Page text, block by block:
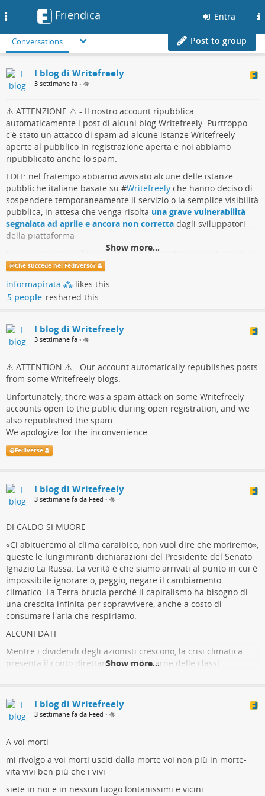
Friendica Entra
Conversations Post to group
I blog di Writefreely
3 settimane fa •
⚠️ ATTENZIONE ⚠️ - Il nostro account ripubblica
automaticamente i post di alcuni blog Writefreely. Purtroppo
c'è stato un attacco di spam ad alcune istanze Writefreely
aperte al pubblico in registrazione aperta e noi abbiamo
ripubblicato anche lo spam.
EDIT: nel fratempo abbiamo avvisato alcune delle istanze
pubbliche italiane basate su #Writefreely che hanno deciso di
sospendere temporaneamente il servizio o la semplice visibilità
pubblica, in attesa che venga risolta una grave vulnerabilità
segnalata ad aprile e ancora non corretta dagli sviluppatori
della piattaforma
Ci scusiamo per il disagio arrecato dal nostro account, ma è
stato proprio grazie a questo disagio che siamo riusciti ad
che Writefreely non presenta strumenti di amministrazione che
consentano agli admin di monitorare puntualmente le attività
Show more...
@Che succede nel Fediverso?
informapirata ⁂ likes this.
5 people reshared this
I blog di Writefreely
3 settimane fa •
⚠️ ATTENTION ⚠️ - Our account automatically republishes posts
from some Writefreely blogs.
Unfortunately, there was a spam attack on some Writefreely
accounts open to the public during open registration, and we
also republished the spam.
We apologize for the inconvenience.
@Fediverse
I blog di Writefreely
3 settimane fa da Feed •
DI CALDO SI MUORE
«Ci abitueremo al clima caraibico, non vuol dire che moriremo»,
queste le lungimiranti dichiarazioni del Presidente del Senato
Ignazio La Russa. La verità è che siamo arrivati al punto in cui è
impossibile ignorare o, peggio, negare il cambiamento
climatico. La Terra brucia perché il capitalismo ha bisogno di
una crescita infinita per sopravvivere, anche a costo di
consumare l'aria che respiriamo.
ALCUNI DATI
Mentre i dividendi degli azionisti crescono, la crisi climatica
presenta il conto direttamente sulla carne delle classi
di morti e 22,8 milioni di infortuni ogni anno (dati ILO). In Italia,
le temperature estreme causano una media di 4.000 infortuni
all'anno (dati INAIL), concentrati soprattutto nei settori di
subappalti frammenta i contratti e rende impossibile applicare
persino le tutele basilari, costringendo operai e braccianti a
spaccarsi la schiena sotto il sole a 40°C. A fine giugno si sono
ore.
Show more...
I blog di Writefreely
3 settimane fa da Feed •
A voi morti
mi rivolgo a voi morti usciti dalla morte voi non più in morte-
vita vivi ben più che i vivi
siete in noi e in nessun luogo lontanissimi e vicini